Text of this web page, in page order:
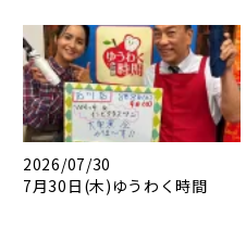
2026/07/30
7月30日(木)ゆうわく時間